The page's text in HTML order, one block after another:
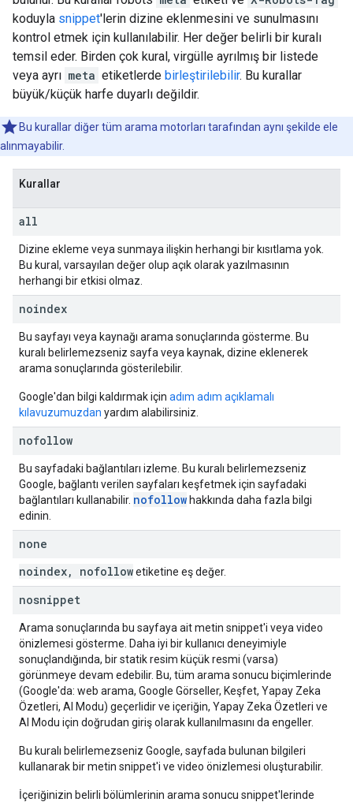
koduyla snippet'lerin dizine eklenmesini ve sunulmasını
kontrol etmek için kullanılabilir. Her değer belirli bir kuralı
temsil eder. Birden çok kural, virgülle ayrılmış bir listede
veya ayrı meta etiketlerde birleştirilebilir. Bu kurallar
büyük/küçük harfe duyarlı değildir.
Bu kurallar diğer tüm arama motorları tarafından aynı şekilde ele
alınmayabilir.
Kurallar
all
Dizine ekleme veya sunmaya ilişkin herhangi bir kısıtlama yok.
Bu kural, varsayılan değer olup açık olarak yazılmasının
herhangi bir etkisi olmaz.
noindex
Bu sayfayı veya kaynağı arama sonuçlarında gösterme. Bu
kuralı belirlemezseniz sayfa veya kaynak, dizine eklenerek
arama sonuçlarında gösterilebilir.
Google'dan bilgi kaldırmak için adım adım açıklamalı
kılavuzumuzdan yardım alabilirsiniz.
nofollow
Bu sayfadaki bağlantıları izleme. Bu kuralı belirlemezseniz
Google, bağlantı verilen sayfaları keşfetmek için sayfadaki
bağlantıları kullanabilir. nofollow hakkında daha fazla bilgi
edinin.
none
noindex, nofollowetiketine eş değer.
nosnippet
Arama sonuçlarında bu sayfaya ait metin snippet'i veya video
önizlemesi gösterme. Daha iyi bir kullanıcı deneyimiyle
sonuçlandığında, bir statik resim küçük resmi (varsa)
görünmeye devam edebilir. Bu, tüm arama sonucu biçimlerinde
(Google'da: web arama, Google Görseller, Keşfet, Yapay Zeka
Özetleri, AI Modu) geçerlidir ve içeriğin, Yapay Zeka Özetleri ve
AI Modu için doğrudan giriş olarak kullanılmasını da engeller.
Bu kuralı belirlemezseniz Google, sayfada bulunan bilgileri
kullanarak bir metin snippet'i ve video önizlemesi oluşturabilir.
İçeriğinizin belirli bölümlerinin arama sonucu snippet'lerinde